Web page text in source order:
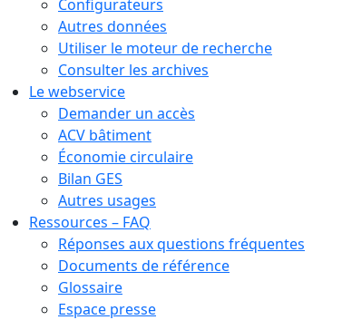
Configurateurs
Autres données
Utiliser le moteur de recherche
Consulter les archives
Le webservice
Demander un accès
ACV bâtiment
Économie circulaire
Bilan GES
Autres usages
Ressources – FAQ
Réponses aux questions fréquentes
Documents de référence
Glossaire
Espace presse